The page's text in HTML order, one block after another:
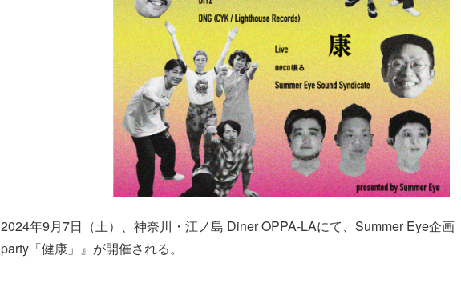
2024年9月7日（土）、神奈川・江ノ島 Diner OPPA-LAにて、Summer Eye企画
party「健康」』が開催される。